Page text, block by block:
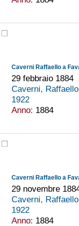
Caverni Raffaello a
29 febbraio 1884
Caverni,
1922
Anno: 1884
Caverni Raffaello a
29 novembre
Caverni,
1922
Anno: 1884